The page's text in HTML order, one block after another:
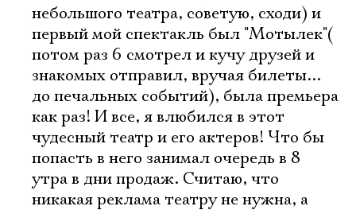
небольшого театра, советую, сходи) и
первый мой спектакль был "Мотылек"(
потом раз 6 смотрел и кучу друзей и
знакомых отправил, вручая билеты...
до печальных событий), была премьера
как раз! И все, я влюбился в этот
чудесный театр и его актеров! Что бы
попасть в него занимал очередь в 8
утра в дни продаж. Считаю, что
никакая реклама театру не нужна, а